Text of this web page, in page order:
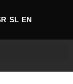
SL EN